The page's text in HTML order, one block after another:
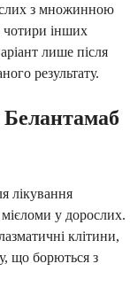
з множинною
інших
лише після
результату.
Белантамаб
лікування
у дорослих.
клітини,
що борються з